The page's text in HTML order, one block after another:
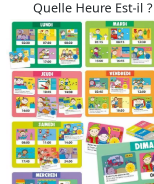
Quelle Heure Est-il